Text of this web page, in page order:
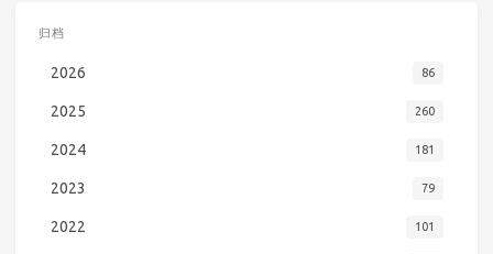
归档
2026 86
2025 260
2024 181
2023 79
2022 101